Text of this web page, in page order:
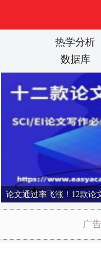
热学分析
数据库
论文通过率飞涨！12款论
广